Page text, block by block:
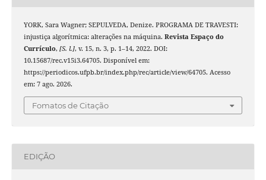
YORK, Sara Wagner; SEPULVEDA, Denize. PROGRAMA DE TRAVESTI:
injustiça algorítmica: alterações na máquina. Revista Espaço do
Currículo, [S. l.], v. 15, n. 3, p. 1–14, 2022. DOI:
10.15687/rec.v15i3.64705. Disponível em:
https://periodicos.ufpb.br/index.php/rec/article/view/64705. Acesso
em: 7 ago. 2026.
Fomatos de Citação
EDIÇÃO